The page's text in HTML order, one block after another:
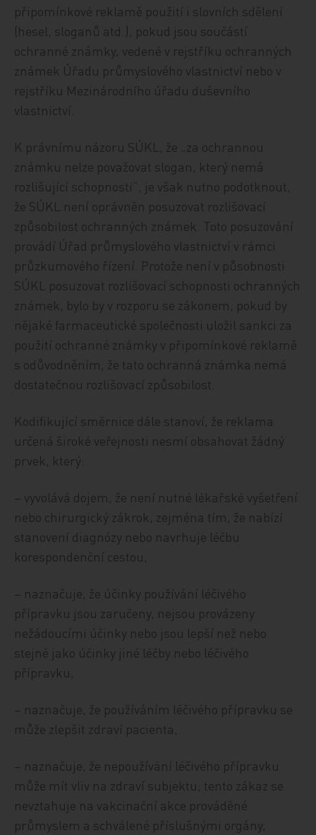
připomínkové reklamě použití i slovních sdělení
(hesel, sloganů atd.), pokud jsou součástí
ochranné známky, vedené v rejstříku ochranných
známek Úřadu průmyslového vlastnictví nebo v
rejstříku Mezinárodního úřadu duševního
vlastnictví.
K právnímu názoru SÚKL, že „za ochrannou
známku nelze považovat slogan, který nemá
rozlišující schopnosti“, je však nutno podotknout,
že SÚKL není oprávněn posuzovat rozlišovací
způsobilost ochranných známek. Toto posuzování
provádí Úřad průmyslového vlastnictví v rámci
průzkumového řízení. Protože není v působnosti
SÚKL posuzovat rozlišovací schopnosti ochranných
známek, bylo by v rozporu se zákonem, pokud by
nějaké farmaceutické společnosti uložil sankci za
použití ochranné známky v připomínkové reklamě
s odůvodněním, že tato ochranná známka nemá
dostatečnou rozlišovací způsobilost.
Kodifikující směrnice dále stanoví, že reklama
určená široké veřejnosti nesmí obsahovat žádný
prvek, který:
– vyvolává dojem, že není nutné lékařské vyšetření
nebo chirurgický zákrok, zejména tím, že nabízí
stanovení diagnózy nebo navrhuje léčbu
korespondenční cestou,
– naznačuje, že účinky používání léčivého
přípravku jsou zaručeny, nejsou provázeny
nežádoucími účinky nebo jsou lepší než nebo
stejné jako účinky jiné léčby nebo léčivého
přípravku,
– naznačuje, že používáním léčivého přípravku se
může zlepšit zdraví pacienta,
– naznačuje, že nepoužívání léčivého přípravku
může mít vliv na zdraví subjektu; tento zákaz se
nevztahuje na vakcinační akce prováděné
průmyslem a schválené příslušnými orgány,